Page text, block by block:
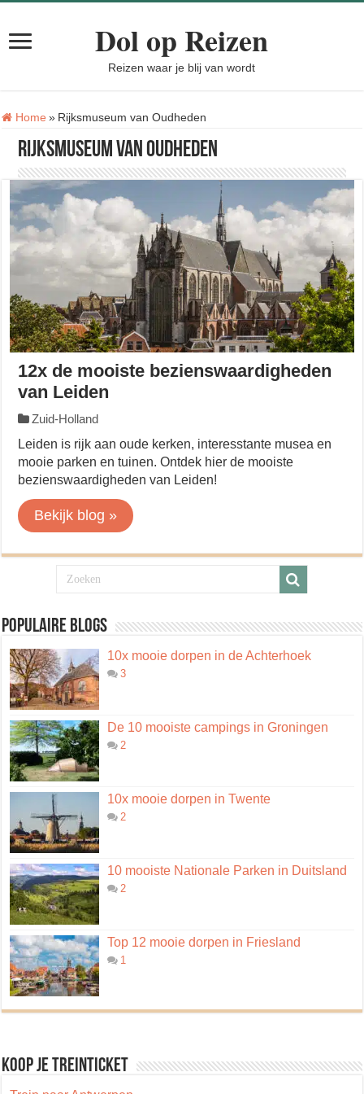
Dol op Reizen
Reizen waar je blij van wordt
Home » Tag:
Rijksmuseum van Oudheden
Rijksmuseum van Oudheden
12x de mooiste bezienswaardigheden
van Leiden
Zuid-Holland
Leiden is rijk aan oude kerken, interesstante musea en
mooie parken en tuinen. Ontdek hier de mooiste
bezienswaardigheden van Leiden!
Bekijk blog »
Populaire blogs
10x mooie dorpen in de Achterhoek
3
De 10 mooiste campings in Groningen
2
10x mooie dorpen in Twente
2
10 mooiste Nationale Parken in Duitsland
2
Top 12 mooie dorpen in Friesland
1
Koop je treinticket